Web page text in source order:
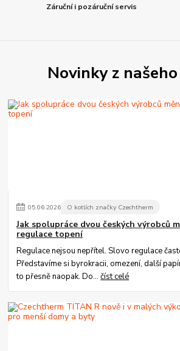
Záruční i pozáruční servis
Novinky z
05.06.2026 O kotlích značky Czechtherm
Jak spolupráce dvou českých výrobců
regulace topení
Regulace nejsou nepřítel. Slovo regulace
Představíme si byrokracii, omezení, další
to přesně naopak. Do...číst celé